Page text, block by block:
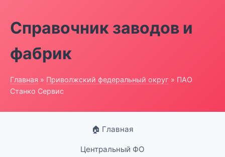
Справочник заводов и
фабрик
Главная » Приволжский федеральный округ » ПАО
Станко Сервис
🏠 Главная
Центральный ФО